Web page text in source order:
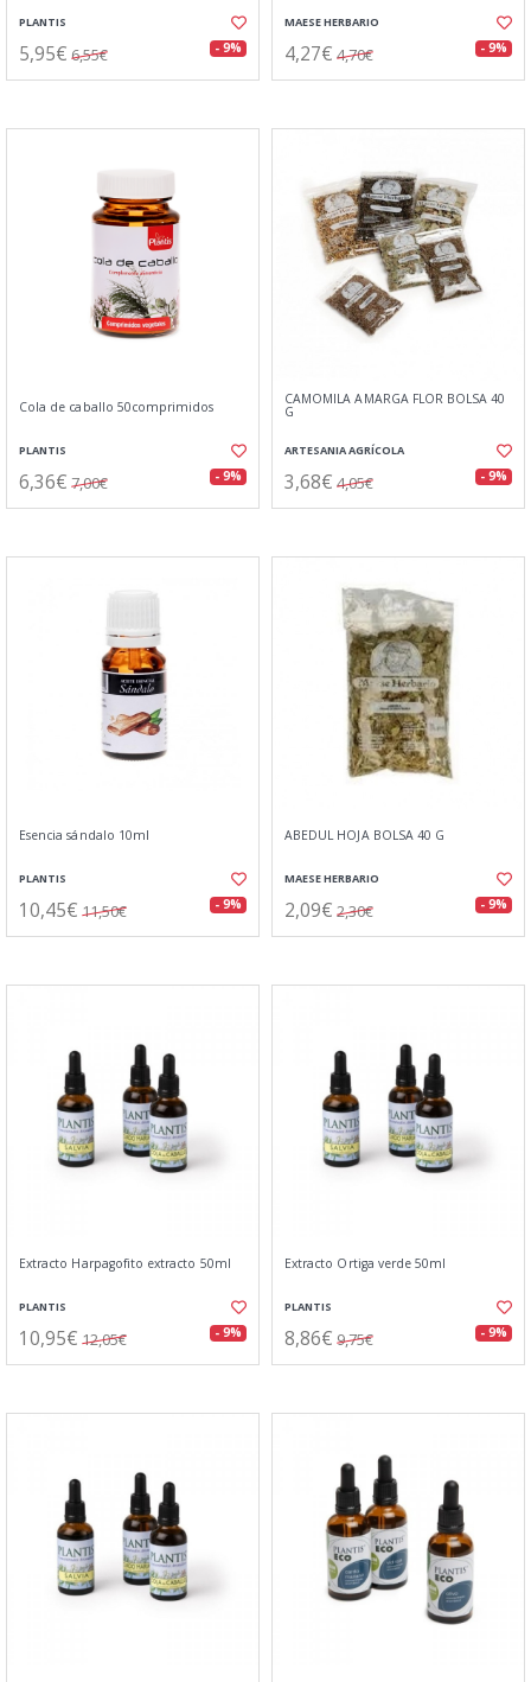
PLANTIS
5,95€ 6,55€ - 9%
MAESE HERBARIO
4,27€ 4,70€ - 9%
Cola de caballo 50comprimidos
PLANTIS
6,36€ 7,00€ - 9%
CAMOMILA AMARGA FLOR BOLSA 40
G
ARTESANIA AGRÍCOLA
3,68€ 4,05€ - 9%
Esencia sándalo 10ml
PLANTIS
10,45€ 11,50€ - 9%
ABEDUL HOJA BOLSA 40 G
MAESE HERBARIO
2,09€ 2,30€ - 9%
Extracto Harpagofito extracto 50ml
PLANTIS
10,95€ 12,05€ - 9%
Extracto Ortiga verde 50ml
PLANTIS
8,86€ 9,75€ - 9%